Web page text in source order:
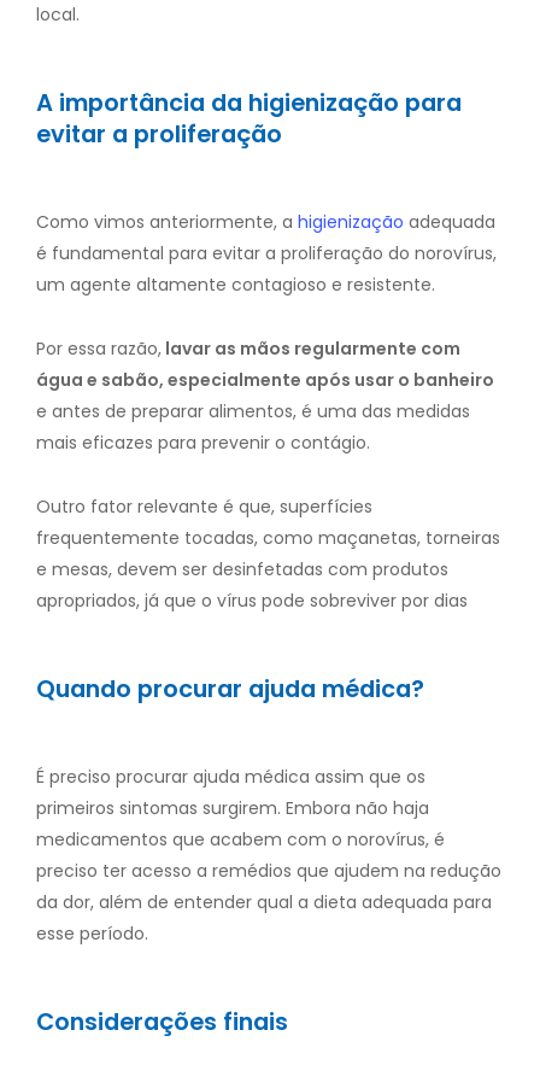
local.
A importância da higienização para
evitar a proliferação
Como vimos anteriormente, a higienização adequada
é fundamental para evitar a proliferação do norovírus,
um agente altamente contagioso e resistente.
Por essa razão, lavar as mãos regularmente com
água e sabão, especialmente após usar o banheiro
e antes de preparar alimentos, é uma das medidas
mais eficazes para prevenir o contágio.
Outro fator relevante é que, superfícies
frequentemente tocadas, como maçanetas, torneiras
e mesas, devem ser desinfetadas com produtos
apropriados, já que o vírus pode sobreviver por dias
Quando procurar ajuda médica?
É preciso procurar ajuda médica assim que os
primeiros sintomas surgirem. Embora não haja
medicamentos que acabem com o norovírus, é
preciso ter acesso a remédios que ajudem na redução
da dor, além de entender qual a dieta adequada para
esse período.
Considerações finais